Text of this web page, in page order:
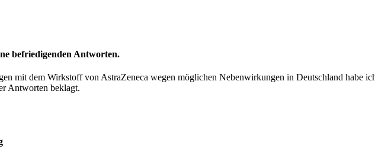
befriedigenden Antworten.
mit dem Wirkstoff von AstraZeneca wegen möglichen Nebenwirkungen in Deutschland habe
Antworten beklagt.